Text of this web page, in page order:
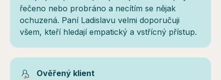
řečeno nebo probráno a necítím se nějak
ochuzená. Paní Ladislavu velmi doporučuji
všem, kteří hledají empatický a vstřícný přístup.
Ověřený klient